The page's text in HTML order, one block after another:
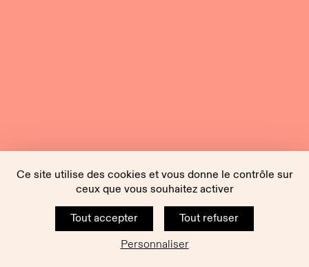
Ce site utilise des cookies et vous donne le contrôle sur
ceux que vous souhaitez activer
Tout accepter
Tout refuser
Personnaliser